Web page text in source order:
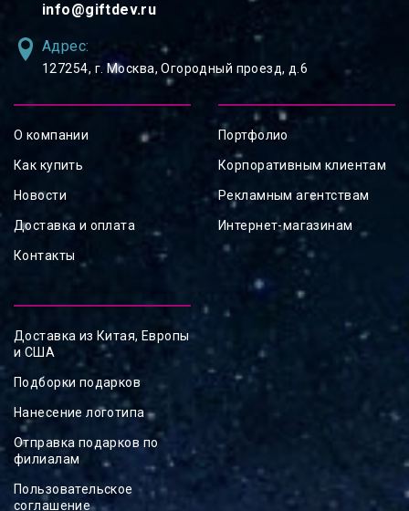
info@giftdev.ru
Адрес:
127254, ⁠г. Москва, Огородный проезд, д.6
О компании
Как купить
Новости
Доставка и оплата
Контакты
Портфолио
Корпоративным клиентам
Рекламным агентствам
Интернет-магазинам
Доставка из Китая, Европы
и США
Подборки подарков
Нанесение логотипа
Отправка подарков по
филиалам
Пользовательское
соглашение